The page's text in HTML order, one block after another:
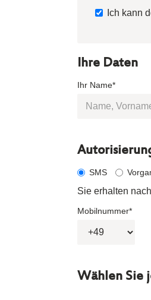
Ich kann
Ihre Daten
Ihr Name*
SMS
Sie erhalten
Mobilnummer*
Wählen Sie